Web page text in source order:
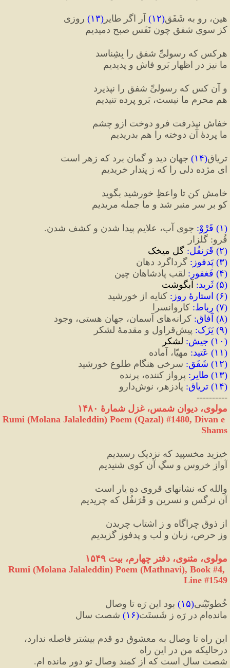
هین، رو به شَفَق(۱۲) آر اگر طایرِ (۱۳) روزی
کز سویِ شفق چون نَفَسِ صبح دمیدیم
هرکس که رسولیِّ شفق را بِشِناسد
ما نیز در اظهار بَرو فاش و پدیدیم
و آن کس که رسولیِّ شفق را نپذیرد
هم محرمِ ما نیست، بَرو پرده تنیدیم
خفاش نپذرفت فرو دوخت ازو چشم
ما پردهٔ آن دوخته را هم بدریدیم
تریاقِ(۱۴) جهان دید و گمان برد که زهر است
ای مژده دلی را که ز پندار خریدیم
خامش کن تا واعظِ خورشید بگوید
کو بر سرِ منبر شد و ما جمله مریدیم
(۱) قَرْوْ:
قُرو: گلزار
(۲) قَرَنفُل: گل میخک
(۳) پَدفوز : گرداگرد دهان
(۴) فَغفور : لقب پادشاهان چین
(۵) ثَرید: آبگوشت
(۶) استارهٔ روز : کنایه از خورشید
(۷) رِباط: کاروانسرا
(۸) آفاق: کرانه‌های آسمان، جهان هستی، وجود
(۹) یَزَک: پیش‌قراول و مقدمهٔ لشکر
( ۱۰) جیش: لشکر
(۱۱) عَتید: مهیّا، آماده
(۱۲) شَفَق: سرخی هنگام طلوعِ خورشید
(۱۳) طایر : پرواز کننده، پرنده
(۱۴) تریاق: پادزهر، نوش‌دارو
----------
مولوی، دیوان شمس، غزل شمارهٔ ۱۴۸۰
Rumi (Molana Jalaleddin) Poem (Qazal) #1480, Divan e
Shams
خیزید مخسپید که نزدیک رسیدیم
آوازِ خروس و سگِ آن کوی شنیدیم
والله که نشانهایِ قرویِ دهِ یار است
آن نرگس و نسرین و قَرَنفُل که چریدیم
از ذوقِ چراگاه و ز اشتابِ چریدن
وز حرص، زبان و لب و پدفوز گزیدیم
مولوی، مثنوی، دفتر چهارم، بیت ۱۵۴۹
Rumi (Molana Jalaleddin) Poem (Mathnavi), Book #4,
Line #1549
خُطوتَیْنی(۱۵) بود این رَه تا وِصال
مانده‌ام در رَه ز شَستَت
(۱۶) شصت سال
درحالیکه من در این راه
شصت سال است که از کمند وصال تو دور مانده ام.